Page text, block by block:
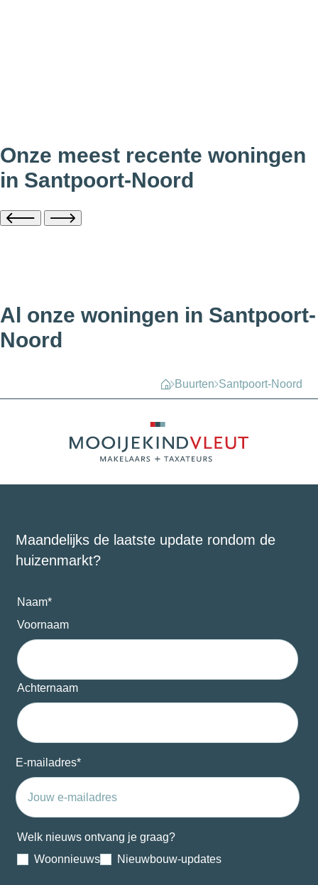
Onze meest recente woningen
in Santpoort-Noord
Al onze woningen in Santpoort-
Noord
Buurten Santpoort-Noord
Maandelijks de laatste update rondom de
huizenmarkt?
Naam*
Voornaam
Achternaam
E-mailadres*
Welk nieuws ontvang je graag?
Woonnieuws
Nieuwbouw-updates